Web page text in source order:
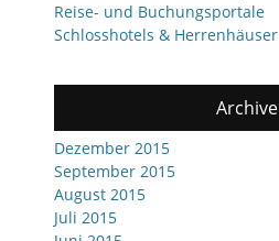
Reise- und Buchungsportale
Schlosshotels & Herrenhäuser
Archive
Dezember 2015
September 2015
August 2015
Juli 2015